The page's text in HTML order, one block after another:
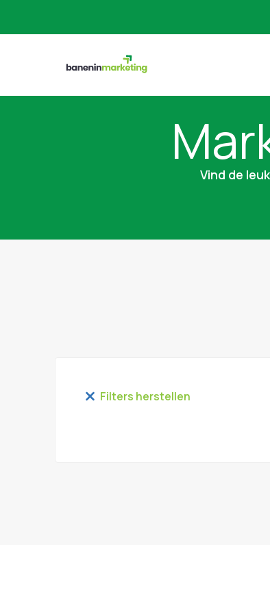
Vind de
Filters herstellen